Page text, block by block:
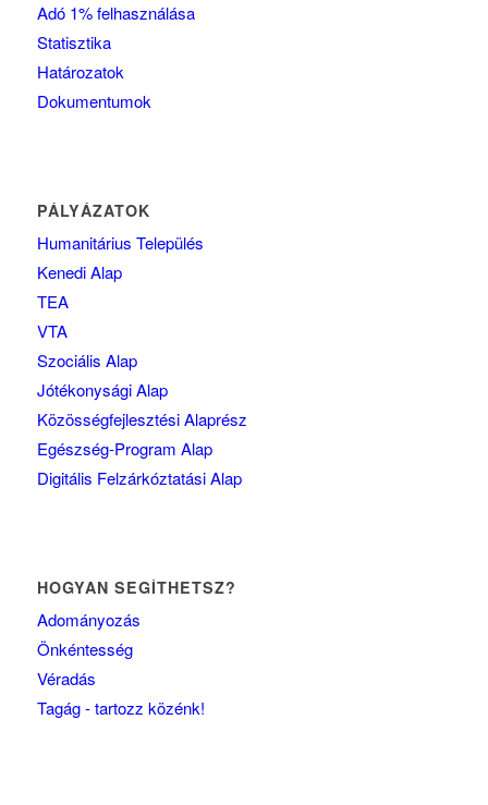
Adó 1% felhasználása
Statisztika
Határozatok
Dokumentumok
PÁLYÁZATOK
Humanitárius Település
Kenedi Alap
TEA
VTA
Szociális Alap
Jótékonysági Alap
Közösségfejlesztési Alaprész
Egészség-Program Alap
Digitális Felzárkóztatási Alap
HOGYAN SEGÍTHETSZ?
Adományozás
Önkéntesség
Véradás
Tagág - tartozz közénk!